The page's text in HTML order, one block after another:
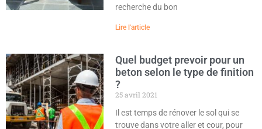
recherche du bon
Lire l'article
Quel budget prevoir pour un
beton selon le type de finition
?
25 avril 2021
Il est temps de rénover le sol qui se
trouve dans votre aller et cour, pour